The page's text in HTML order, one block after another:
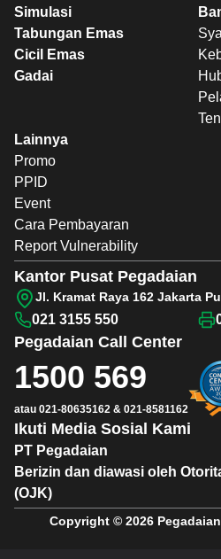
Simulasi
Tabungan Emas
Cicil Emas
Gadai
Lainnya
Promo
PPID
Event
Cara Pembayaran
Report Vulnerability
PT Pegadaian
Berizin dan diawasi oleh
(OJK)
Ikuti Media Sosial Kami
Pegadaian Call Center
1500 569
atau 021-80635162 & 021-8581162
Kantor Pusat Pegadaian
Jl. Kramat Raya 162 Jakarta
021 3155 550
Copyright © 2026